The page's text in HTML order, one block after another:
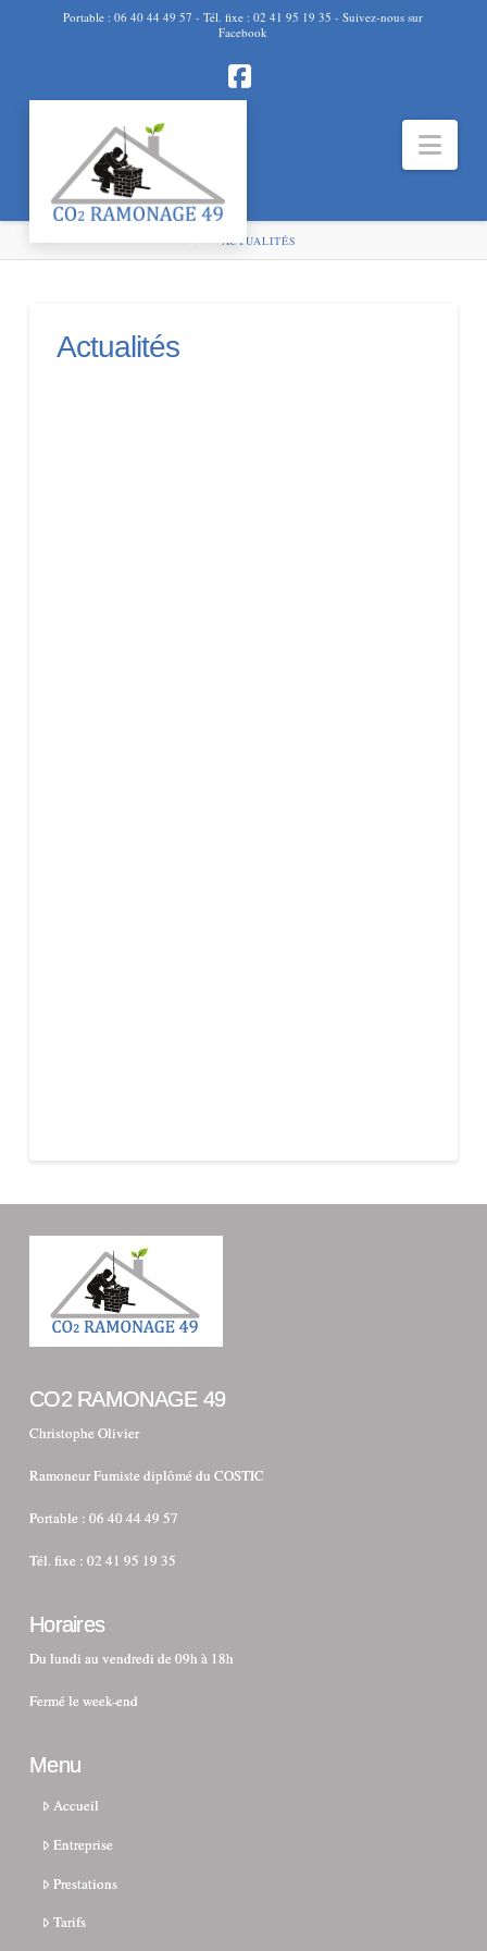
Portable : 06 40 44 49 57 - Tél. fixe : 02 41 95 19 35 - Suivez-nous sur
Facebook
Facebook
ACTUALITÉS
Actualités
CO2 RAMONAGE 49
Christophe Olivier
Ramoneur Fumiste diplômé du COSTIC
Portable : 06 40 44 49 57
Tél. fixe : 02 41 95 19 35
Horaires
Du lundi au vendredi de 09h à 18h
Fermé le week-end
Menu
Accueil
Entreprise
Prestations
Tarifs